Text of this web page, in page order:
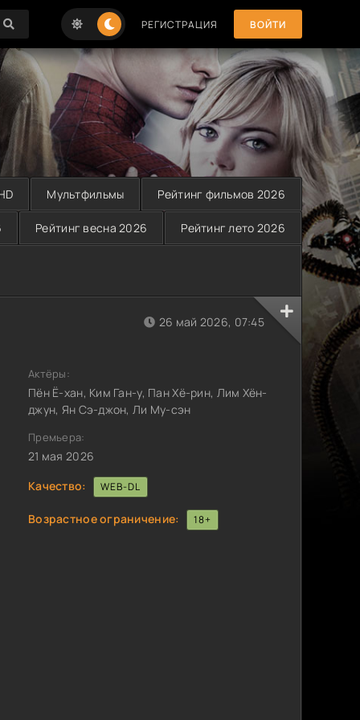
РЕГИСТРАЦИЯ ВОЙТИ
Мультфильмы Рейтинг фильмов 2026
Рейтинг весна 2026 Рейтинг лето 2026
26 май 2026, 07:45
Актёры:
Пён Ё-хан, Ким Ган-у, Пан Хё-рин, Лим Хён-
джун, Ян Сэ-джон, Ли Му-сэн
Премьера:
21 мая 2026
Качество:
WEB-DL
Возрастное ограничение: 18+